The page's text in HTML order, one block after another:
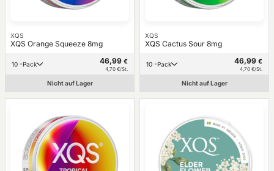
XQS
XQS Orange Squeeze 8mg
10 -Pack 46,99 €
4,70 €/St.
Nicht auf Lager
XQS
XQS Cactus Sour 8mg
10 -Pack 46,99 €
4,70 €/St.
Nicht auf Lager